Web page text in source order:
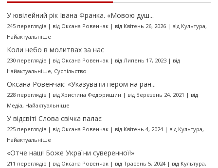
У ювілейний рік Івана Франка. «Мовою душ...
245 переглядів| від Оксана Ровенчак| від Квітень 26, 2026| від Культура,
Найактуальніше
Коли небо в молитвах за нас
230 переглядів| від Оксана Ровенчак| від Липень 17, 2023| від
Найактуальніше, Суспільство
Оксана Ровенчак: «Указувати пером на ран...
228 переглядів| від Христина Федоришин | від Березень 24, 2021 | від
Медіа, Найактуальніше
У відсвіті Слова свічка палає
225 переглядів| від Оксана Ровенчак| від Квітень 4, 2024| від Культура,
Найактуальніше
«Отче наш! Боже України суверенної!»
211 переглядів| від Оксана Ровенчак| від Травень 5, 2024| від Культура,